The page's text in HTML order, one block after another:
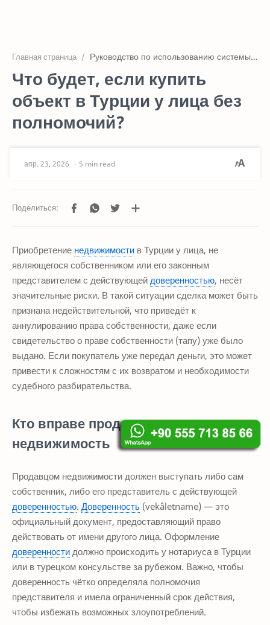
Стоимость
Услуги
Главная страница Руководство по использованию системы электронной верификации объявлений
Что будет, если купить
объект в Турции у лица без
полномочий?
5 min read
Приобретение недвижимости в Турции у лица, не
являющегося собственником или его законным
представителем с действующей доверенностью, несёт
значительные риски. В такой ситуации сделка может быть
признана недействительной, что приведёт к
аннулированию права собственности, даже если
свидетельство о праве собственности (тапу) уже было
выдано. Если покупатель уже передал деньги, это может
привести к сложностям с их возвратом и необходимости
судебного разбирательства.
Кто вправе продавать
недвижимость
Продавцом недвижимости должен выступать либо сам
собственник, либо его представитель с действующей
доверенностью. Доверенность (vekâletname) — это
официальный документ, предоставляющий право
действовать от имени другого лица. Оформление
доверенности должно происходить у нотариуса в Турции
или в турецком консульстве за рубежом. Важно, чтобы
доверенность чётко определяла полномочия
представителя и имела ограниченный срок действия,
чтобы избежать возможных злоупотреблений.